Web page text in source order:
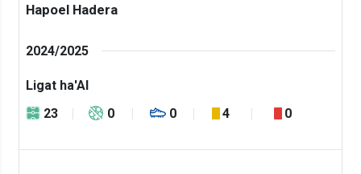
Hapoel Hadera
2024/2025
Ligat ha'Al
23
0 0 4 0